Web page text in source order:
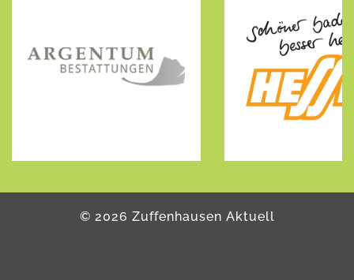
© 2026 Zuffenhausen Aktuell